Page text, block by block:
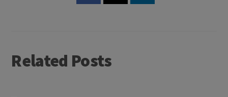
Related Posts